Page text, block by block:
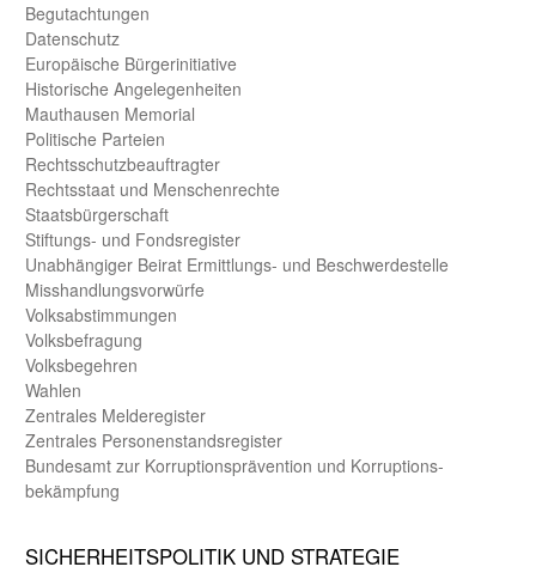
Begut­achtungen
Daten­schutz
Europäische Bürger­initiative
Historische Angelegen­heiten
Mauthausen Memorial
Politische Parteien
Rechts­schutz­beauftragter
Rechts­staat und Menschen­rechte
Staats­bürger­schaft
Stiftungs- und Fonds­register
Unab­hängiger Beirat Ermittlungs- und Beschwerde­stelle
Misshandlungs­vorwürfe
Volks­abstimmungen
Volks­befragung
Volks­begehren
Wahlen
Zentrales Melde­register
Zentrales Personen­stands­register
Bundes­amt zur Korrup­tions­prävention und Korrup­tions­
bekämpfung
SICHER­HEITS­POLITIK UND STRATEGIE